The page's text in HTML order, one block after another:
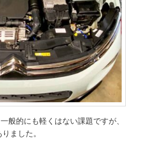
般的にも軽くはない課題ですが、
ました。